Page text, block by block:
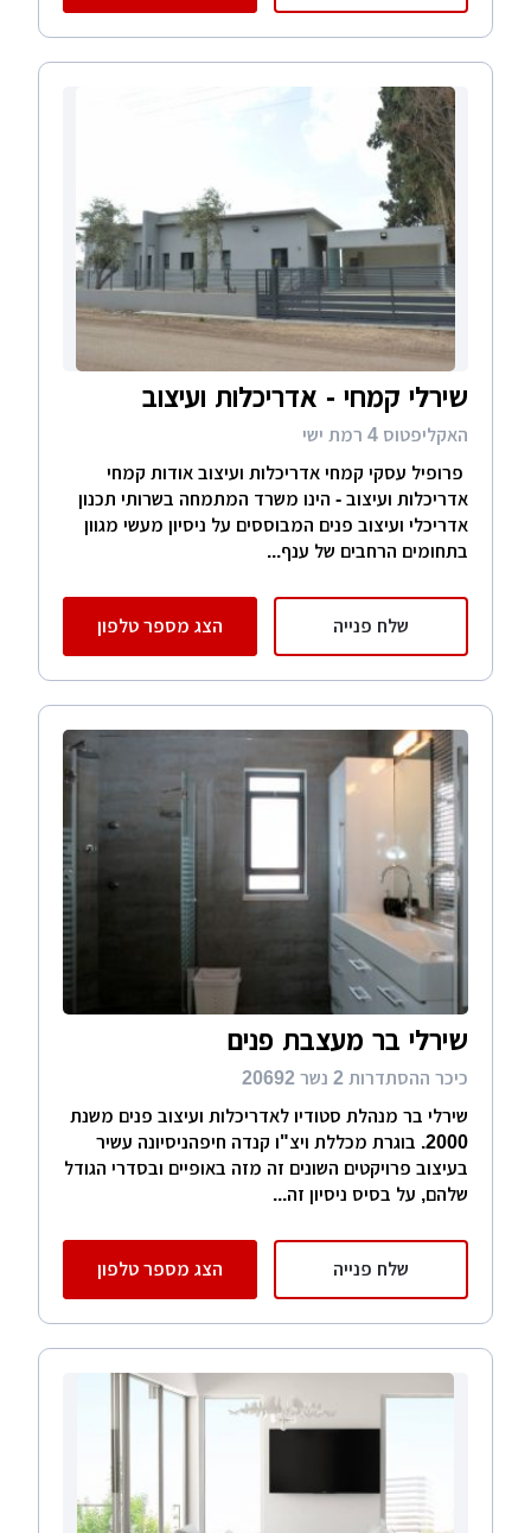
שירלי קמחי - אדריכלות ועיצוב
האקליפטוס 4 רמת ישי
פרופיל עסקי קמחי אדריכלות ועיצוב אודות קמחי
אדריכלות ועיצוב - הינו משרד המתמחה בשרותי תכנון
אדריכלי ועיצוב פנים המבוססים על ניסיון מעשי מגוון
בתחומים הרחבים של ענף...
שלח פנייה הצג מספר טלפון
שירלי בר מעצבת פנים
כיכר ההסתדרות 2 נשר 20692
שירלי בר מנהלת סטודיו לאדריכלות ועיצוב פנים משנת
2000. בוגרת מכללת ויצ"ו קנדה חיפהניסיונה עשיר
בעיצוב פרויקטים השונים זה מזה באופיים ובסדרי הגודל
שלהם, על בסיס ניסיון זה...
שלח פנייה הצג מספר טלפון